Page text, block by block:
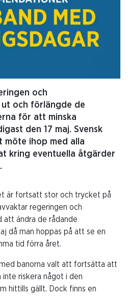
och
och förlängde de
för att minska
den 17 maj. Svensk
ihop med alla
kring eventuella åtgärder
är fortsatt stor och trycket på
regeringen och
att ändra de rådande
då man hoppas på att se en
tid förra året.
banorna valt att fortsätta att
inte riskera något i den
hittills gällt. Dock finns en